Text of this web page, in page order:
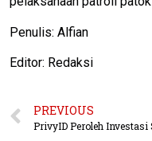
Penulis: Alfian
Editor: Redaksi
PREVIOUS